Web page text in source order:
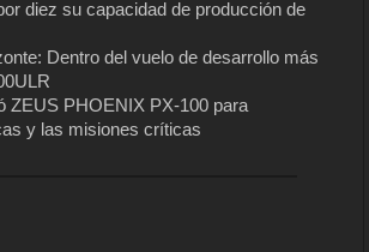
diez su capacidad de producción de
Dentro del vuelo de desarrollo más
ZEUS PHOENIX PX-100 para
y las misiones críticas